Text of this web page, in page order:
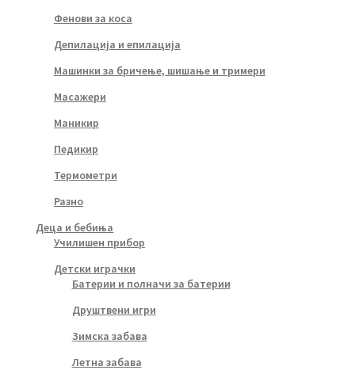
Фенови за коса
Депилација и епилација
Машинки за бричење, шишање и тримери
Масажери
Маникир
Педикир
Термометри
Разно
Деца и бебиња
Училишен прибор
Детски играчки
Батерии и полначи за батерии
Друштвени игри
Зимска забава
Летна забава